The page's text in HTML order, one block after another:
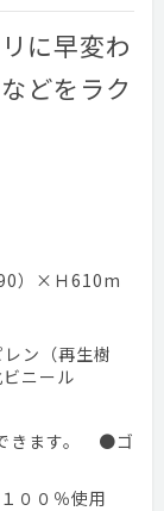
に早変わ
どをラク
）×Ｈ610m
ン（再生樹
ニール
きます。 ●ゴ
００％使用